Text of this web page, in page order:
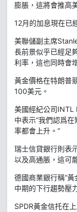
膨脹，這將會推高
12月的加息現在已
美聯儲副主席
長前景似乎已經足
利率，這也同時會
黃金價格在特朗普
100美元。
美國經紀公司INTL
中表示“我們認爲
率都會上升。”
瑞士信貸銀行則表
以及高通脹，這可
德國商業銀行稱“
中期的下行趨勢壓
SPDR黃金信托在